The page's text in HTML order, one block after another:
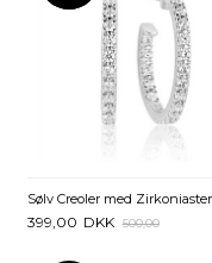
399,00 DKK 500,00